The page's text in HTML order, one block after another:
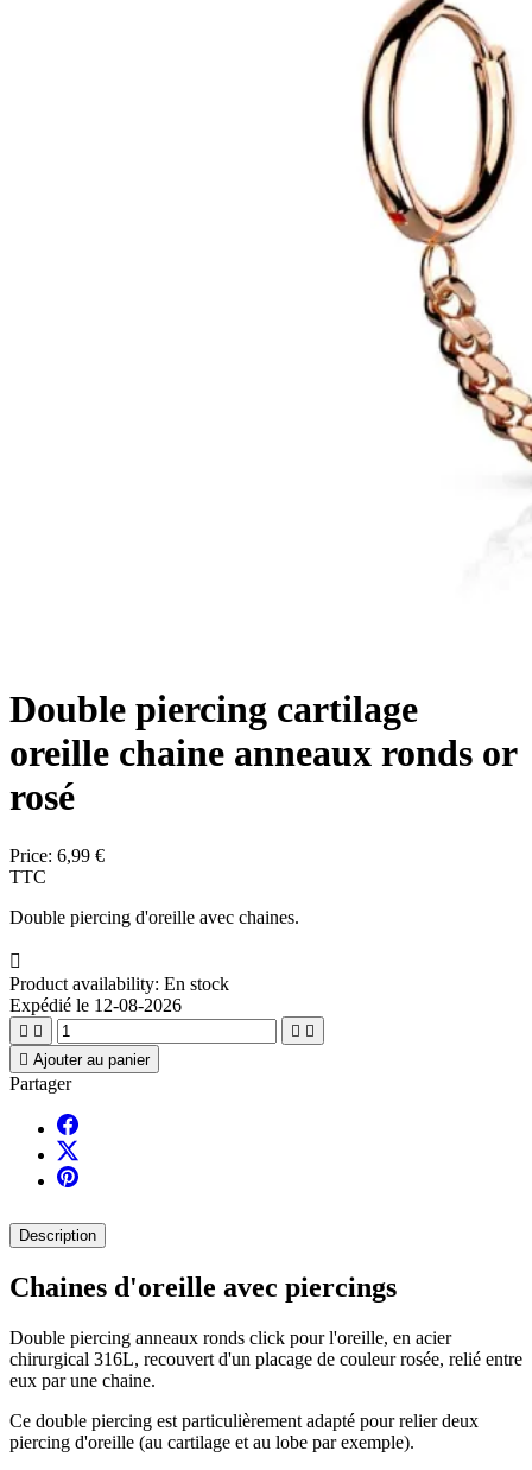
Double piercing cartilage
oreille chaine anneaux ronds or
rosé
Price: 6,99 €
TTC
Double piercing d'oreille avec chaines.

Product availability: En stock
Expédié le 12-08-2026
   
 Ajouter au panier
Partager
Description
Chaines d'oreille avec piercings
Double piercing anneaux ronds click pour l'oreille, en acier
chirurgical 316L, recouvert d'un placage de couleur rosée, relié entre
eux par une chaine.
Ce double piercing est particulièrement adapté pour relier deux
piercing d'oreille (au cartilage et au lobe par exemple).